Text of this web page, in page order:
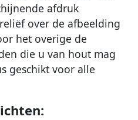
afdruk
over de afbeelding
het overige de
die u van hout mag
geschikt voor alle